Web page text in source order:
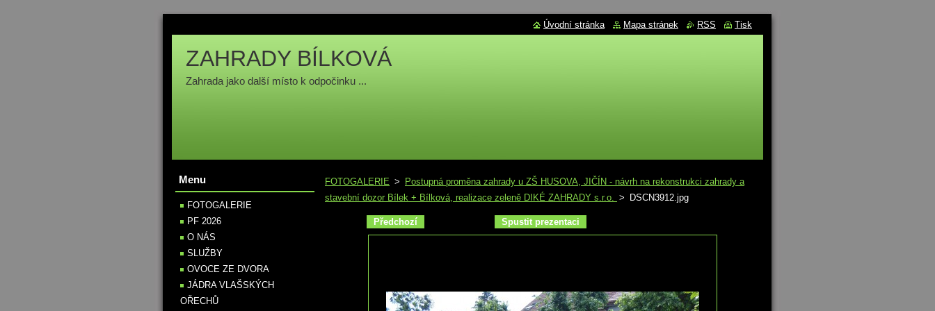
ZAHRADY BÍLKOVÁ
Zahrada jako další místo k odpočinku ...
FOTOGALERIE >
Postupná proměna zahrady u ZŠ HUSOVA, JIČÍN - návrh na rekonstrukci zahrady a
stavební dozor Bílek + Bílková, realizace zeleně DIKÉ ZAHRADY s.r.o. > DSCN3912.jpg
Předchozí Spustit prezentaci
Menu
FOTOGALERIE
PF 2026
O NÁS
SLUŽBY
OVOCE ZE DVORA
JÁDRA VLAŠSKÝCH
OŘECHŮ
Úvodní stránka Mapa stránek RSS Tisk